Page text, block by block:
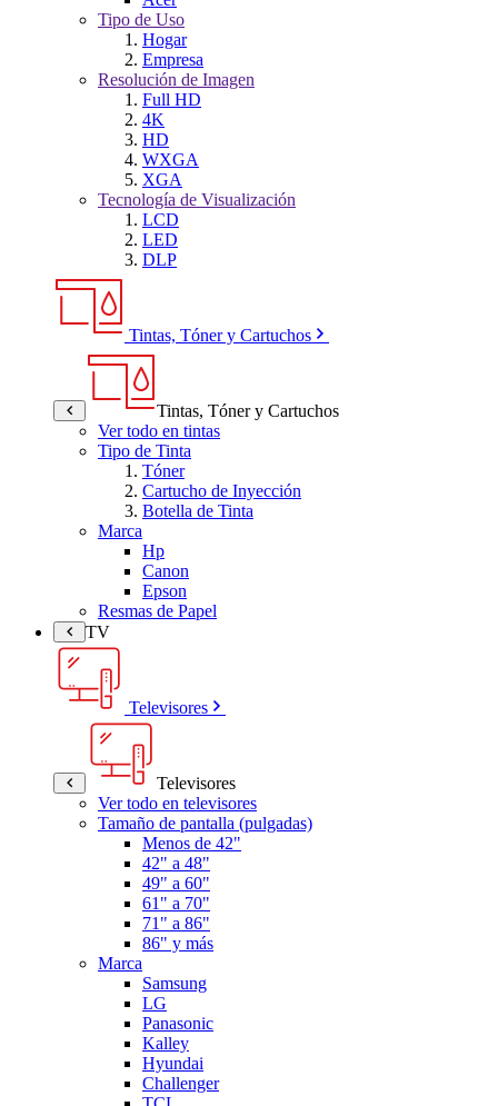
Tipo de Uso
Hogar
Empresa
Resolución de Imagen
Full HD
4K
HD
WXGA
XGA
Tecnología de Visualización
LCD
LED
DLP
Tintas, Tóner y Cartuchos
Tintas, Tóner y Cartuchos
Ver todo en tintas
Tipo de Tinta
Tóner
Cartucho de Inyección
Botella de Tinta
Marca
Hp
Canon
Epson
Resmas de Papel
TV
Televisores
Televisores
Ver todo en televisores
Tamaño de pantalla (pulgadas)
Menos de 42"
42" a 48"
49" a 60"
61" a 70"
71" a 86"
86" y más
Marca
Samsung
LG
Panasonic
Kalley
Hyundai
Challenger